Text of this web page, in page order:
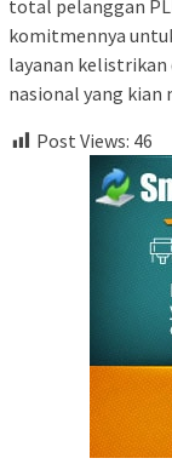
total pelanggan
komitmennya
layanan kelistrikan
nasional yang kian
Post Views: 46